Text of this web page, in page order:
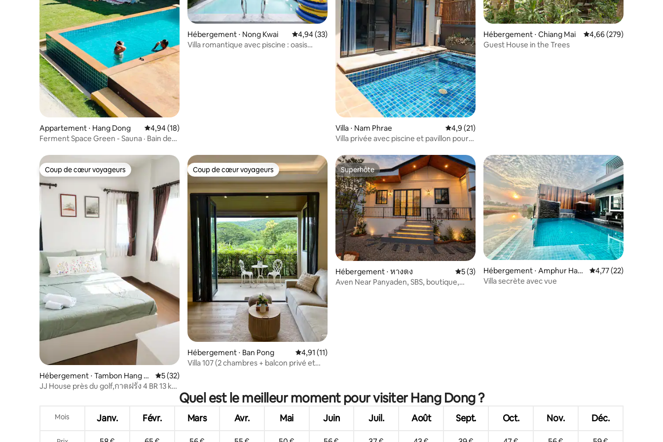
Appartement ⋅ Hang Dong Évaluation moyenne sur la base de 18 commentaires : 4,94 sur 5
4,94 (18)
Ferment Space Green - Sauna · Bain de
Hébergement ⋅ Nong Kwai Évaluation moyenne sur la base de 33 commentaires : 4,94 sur 5
4,94 (33)
Villa romantique avec piscine : oasis
Villa ⋅ Nam Phrae Évaluation moyenne sur la base de 21 commentaires : 4,9 sur 5
4,9 (21)
Villa privée avec piscine et pavillon pour
Hébergement ⋅ Chiang Mai Évaluation moyenne
4,66 (279)
Guest House in the Trees
Coup de cœur voyageurs
Coup de cœur voyageurs
Hébergement ⋅ Tambon Hang D
ong
Évaluation moyenne sur la base de 32 commentaires : 5 sur 5
5 (32)
JJ House près du golf,กาดฝรั่ง 4 BR 13 km
Coup de cœur voyageurs
Coup de cœur voyageurs
Hébergement ⋅ Ban Pong Évaluation moyenne sur la base de 11 commentaires : 4,91 sur 5
4,91 (11)
Villa 107 (2 chambres + balcon privé et
Superhôte
Superhôte
Hébergement ⋅ หางดง Évaluation moyenne sur la base de 3 commentaires : 5 sur 5
5 (3)
Aven Near Panyaden, SBS, boutique,
Hébergement ⋅ Amphur Han
g Dong
Évaluation moyenne
4,77 (22)
Villa secrète avec vue
Quel est le meilleur moment pour visiter Hang Dong ?
Mois Janv. Févr. Mars Avr. Mai Juin Juil. Août Sept. Oct. Nov. Déc.